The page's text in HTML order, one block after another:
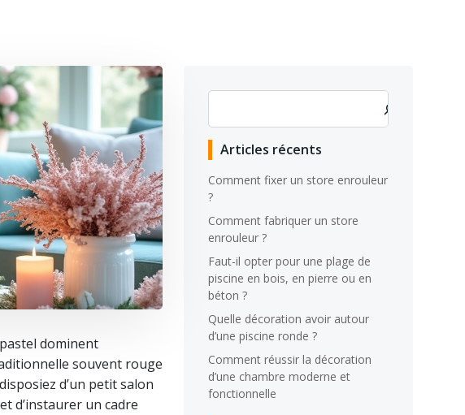
dominent
souvent rouge
d’un petit salon
d’instaurer un cadre
Articles récents
Comment fixer un store enrouleur
?
Comment fabriquer un store
enrouleur ?
Faut-il opter pour une plage de
piscine en bois, en pierre ou en
béton ?
Quelle décoration avoir autour
d’une piscine ronde ?
Comment réussir la décoration
d’une chambre moderne et
fonctionnelle